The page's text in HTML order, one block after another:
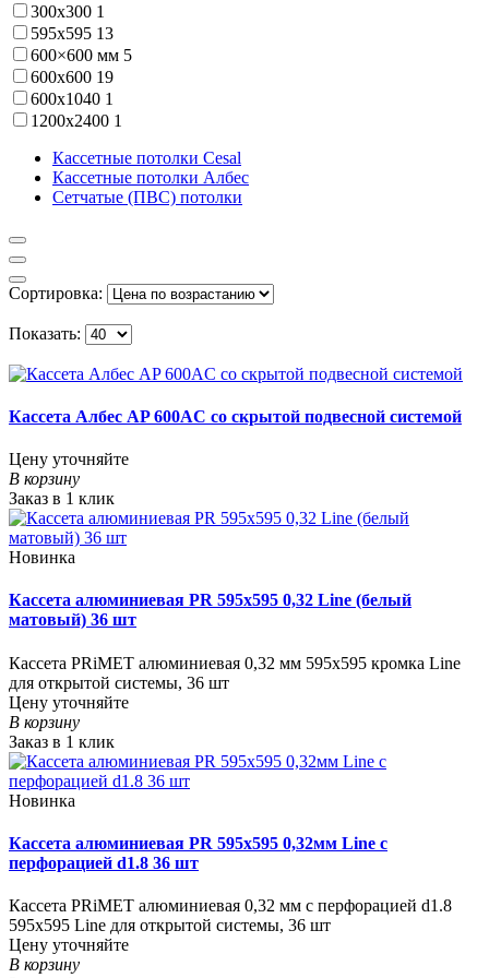
300х300 1
595х595 13
600×600 мм 5
600х600 19
600х1040 1
1200х2400 1
Кассетные потолки Cesal
Кассетные потолки Албес
Сетчатые (ПВС) потолки
Сортировка:
Показать:
Кассета Албес AP 600AC со скрытой подвесной системой
Цену уточняйте
В корзину
Заказ в 1 клик
Новинка
Кассета алюминиевая PR 595х595 0,32 Line (белый
матовый) 36 шт
Кассета PRiMET алюминиевая 0,32 мм 595х595 кромка Line
для открытой системы, 36 шт
Цену уточняйте
В корзину
Заказ в 1 клик
Новинка
Кассета алюминиевая PR 595х595 0,32мм Line с
перфорацией d1.8 36 шт
Кассета PRiMET алюминиевая 0,32 мм с перфорацией d1.8
595х595 Line для открытой системы, 36 шт
Цену уточняйте
В корзину